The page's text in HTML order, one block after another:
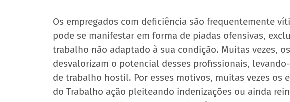
Os empregados com deficiência são frequentemente
pode se manifestar em forma de piadas ofensivas,
trabalho não adaptado à sua condição. Muitas vezes,
desvalorizam o potencial desses profissionais,
de trabalho hostil. Por esses motivos, muitas vezes os
do Trabalho ação pleiteando indenizações ou ainda